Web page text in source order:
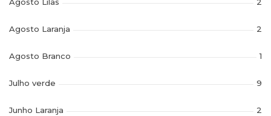
Agosto Laranja 2
Agosto Branco 1
Julho verde 9
Junho Laranja 2